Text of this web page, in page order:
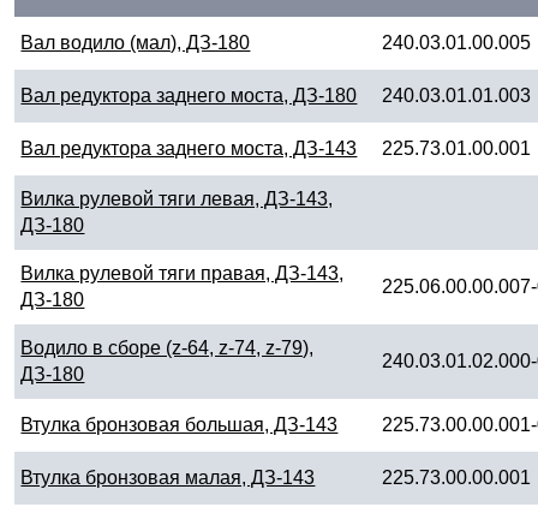
Вал водило (мал), ДЗ-180 240.03.01.00.005
Вал редуктора заднего моста, ДЗ-180 240.03.01.01.003
Вал редуктора заднего моста, ДЗ-143 225.73.01.00.001
Вилка рулевой тяги левая, ДЗ-143,
ДЗ-180
Вилка рулевой тяги правая, ДЗ-143,
ДЗ-180
Водило в сборе (z-64, z-74, z-79),
ДЗ-180
Втулка бронзовая большая, ДЗ-143
Втулка бронзовая малая, ДЗ-143 225.73.00.00.001